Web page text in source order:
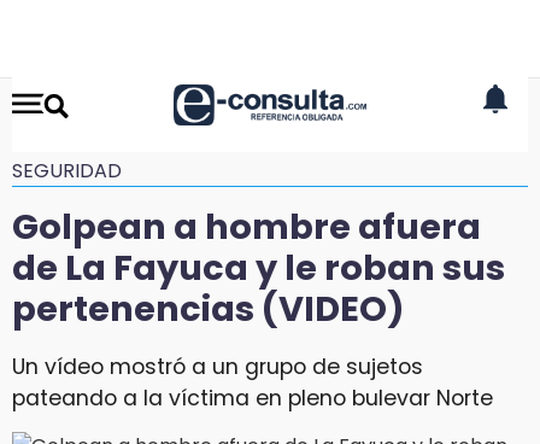
SEGURIDAD
Golpean a hombre afuera
de La Fayuca y le roban sus
pertenencias (VIDEO)
Un vídeo mostró a un grupo de sujetos
pateando a la víctima en pleno bulevar Norte